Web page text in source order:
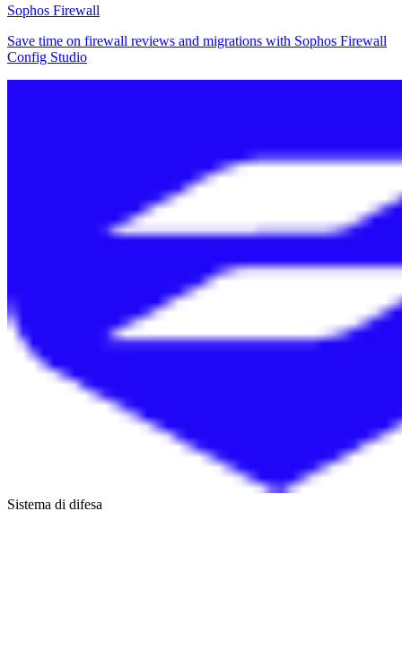
Sophos Firewall
Save time on firewall reviews and migrations with Sophos Firewall
Config Studio
Sistema di difesa